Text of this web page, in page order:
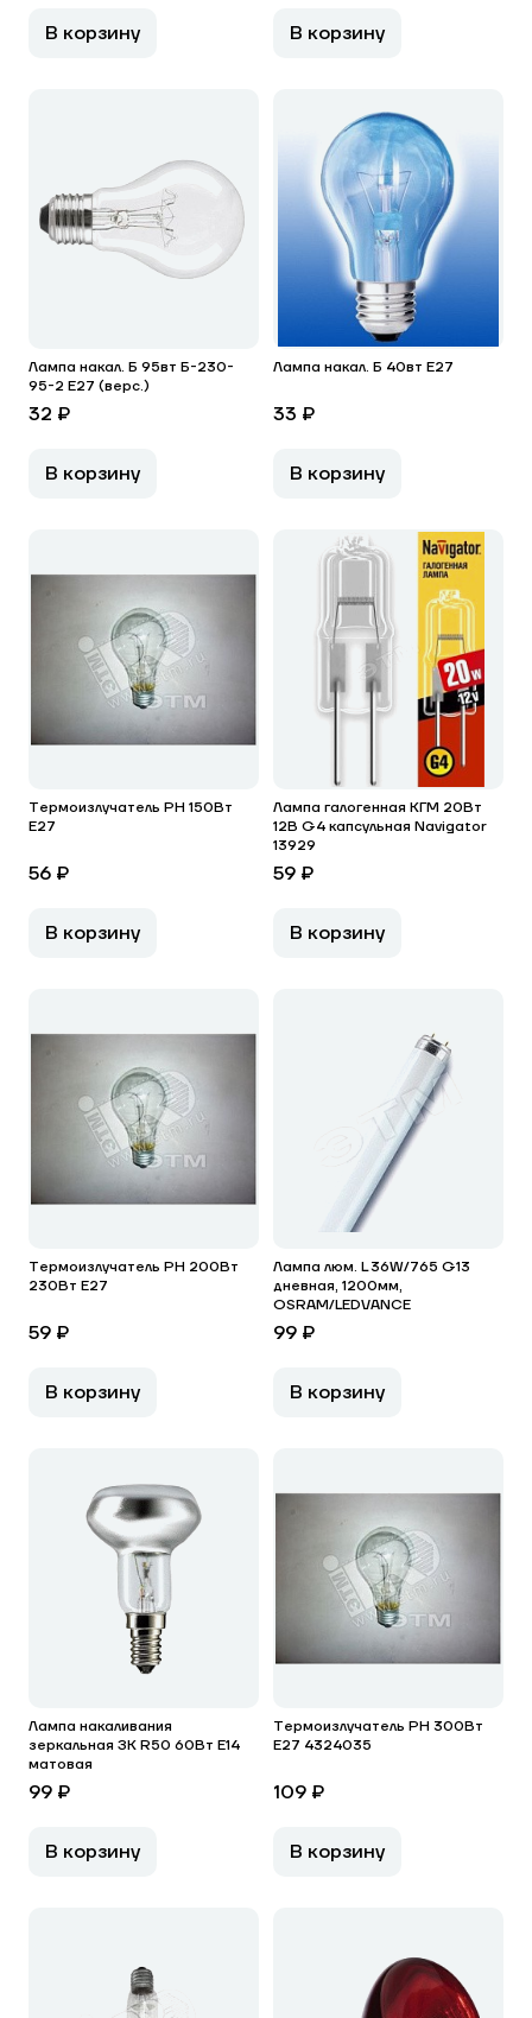
В корзину В корзину
Лампа накал. Б 95вт Б-230-
95-2 E27 (верс.)
32 ₽
В корзину
Лампа накал. Б 40вт E27
33 ₽
В корзину
Термоизлучатель РН 150Вт
Е27
56 ₽
В корзину
Лампа галогенная КГМ 20Вт
12В G4 капсульная Navigator
13929
59 ₽
В корзину
Термоизлучатель РН 200Вт
230Вт Е27
59 ₽
В корзину
Лампа люм. L 36W/765 G13
дневная, 1200мм,
OSRAM/LEDVANCE
99 ₽
В корзину
Лампа накаливания
зеркальная ЗК R50 60Вт Е14
матовая
99 ₽
В корзину
Термоизлучатель РН 300Вт
Е27 4324035
109 ₽
В корзину